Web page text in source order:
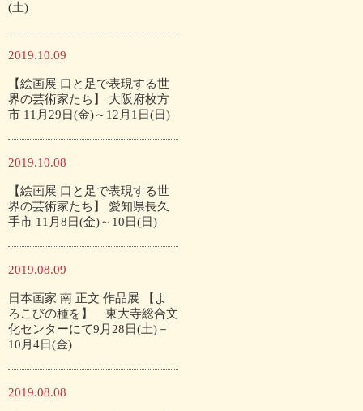
(土)
2019.10.09
【絵画展 口と足で表現する世
界の芸術家たち】 大阪府枚方
市 11月29日(金)～12月1日(日)
2019.10.08
【絵画展 口と足で表現する世
界の芸術家たち】 愛知県長久
手市 11月8日(金)～10日(日)
2019.08.09
日本画家 南 正文 作品展 【よ
ろこびの種を】 東大寺総合文
化センターにて9月28日(土)－
10月4日(金)
2019.08.08